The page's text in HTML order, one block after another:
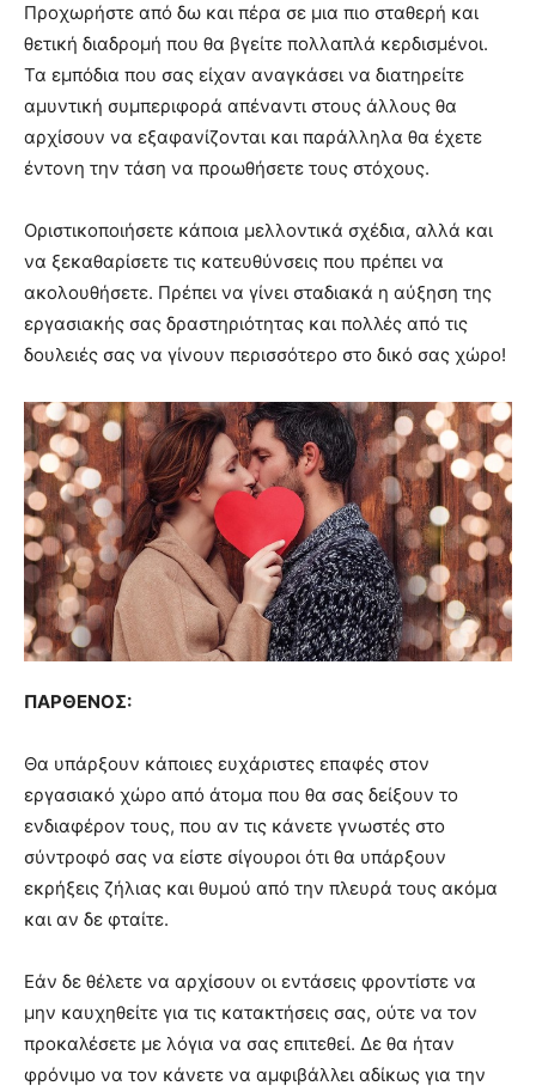
Προχωρήστε από δω και πέρα σε μια πιο σταθερή και
θετική διαδρομή που θα βγείτε πολλαπλά κερδισμένοι.
Τα εμπόδια που σας είχαν αναγκάσει να διατηρείτε
αμυντική συμπεριφορά απέναντι στους άλλους θα
αρχίσουν να εξαφανίζονται και παράλληλα θα έχετε
έντονη την τάση να προωθήσετε τους στόχους.
Οριστικοποιήσετε κάποια μελλοντικά σχέδια, αλλά και
να ξεκαθαρίσετε τις κατευθύνσεις που πρέπει να
ακολουθήσετε. Πρέπει να γίνει σταδιακά η αύξηση της
εργασιακής σας δραστηριότητας και πολλές από τις
δουλειές σας να γίνουν περισσότερο στο δικό σας χώρο!
ΠΑΡΘΕΝΟΣ:
Θα υπάρξουν κάποιες ευχάριστες επαφές στον
εργασιακό χώρο από άτομα που θα σας δείξουν το
ενδιαφέρον τους, που αν τις κάνετε γνωστές στο
σύντροφό σας να είστε σίγουροι ότι θα υπάρξουν
εκρήξεις ζήλιας και θυμού από την πλευρά τους ακόμα
και αν δε φταίτε.
Εάν δε θέλετε να αρχίσουν οι εντάσεις φροντίστε να
μην καυχηθείτε για τις κατακτήσεις σας, ούτε να τον
προκαλέσετε με λόγια να σας επιτεθεί. Δε θα ήταν
φρόνιμο να τον κάνετε να αμφιβάλλει αδίκως για την